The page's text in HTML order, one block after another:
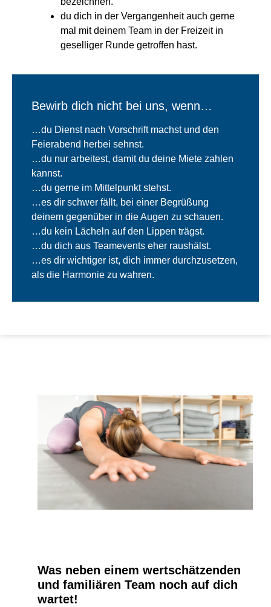
du dich in der Vergangenheit auch gerne
mal mit deinem Team in der Freizeit in
geselliger Runde getroffen hast.
Bewirb dich nicht bei uns, wenn…
…du Dienst nach Vorschrift machst und den
Feierabend herbei sehnst.
…du nur arbeitest, damit du deine Miete zahlen
kannst.
…du gerne im Mittelpunkt stehst.
…es dir schwer fällt, bei einer Begrüßung
deinem gegenüber in die Augen zu schauen.
…du kein Lächeln auf den Lippen trägst.
…du dich aus Teamevents eher raushälst.
…es dir wichtiger ist, dich immer durchzusetzen,
als die Harmonie zu wahren.
Was neben einem wertschätzenden
und familiären Team noch auf dich
wartet!